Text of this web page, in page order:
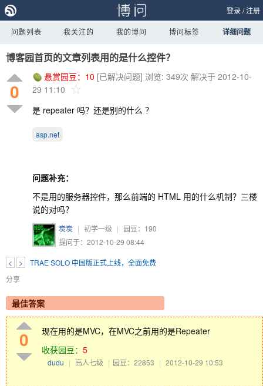
登录/注册
问题列表 我关注的 我的博问 博问标签 详细问题
博客园首页的文章列表用的是什么控件？
0
悬赏园豆： 10 [已解决问题] 浏览: 349次 解决于 2012-10-
29 11:10
是 repeater 吗？还是别的什么 ？
asp.net
问题补充：
不是用的服务器控件，那么前端的 HTML 用的什么机制？三楼
说的对吗？
炭炭 | 初学一级 | 园豆： 190
提问于：2012-10-29 08:44
< >
TRAE SOLO 中国版正式上线，全面免费
分享
最佳答案
0
现在用的是MVC，在MVC之前用的是Repeater
收获园豆： 5
dudu | 高人七级 | 园豆：22853 | 2012-10-29 10:53